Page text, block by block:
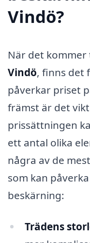
Vindö?
När det kommer
Vindö, finns det
påverkar priset
främst är det
prissättningen
ett antal olika
några av de
som kan
beskärning:
Trädens